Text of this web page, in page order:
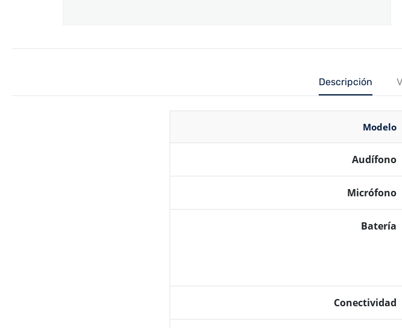
Descripción
Modelo
Audífono
Micrófono
Batería
Conectividad